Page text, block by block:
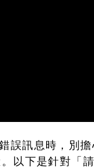
誤訊息時，別
以下是針對「